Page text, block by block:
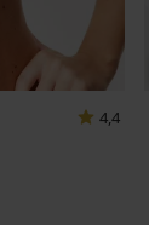
4,4